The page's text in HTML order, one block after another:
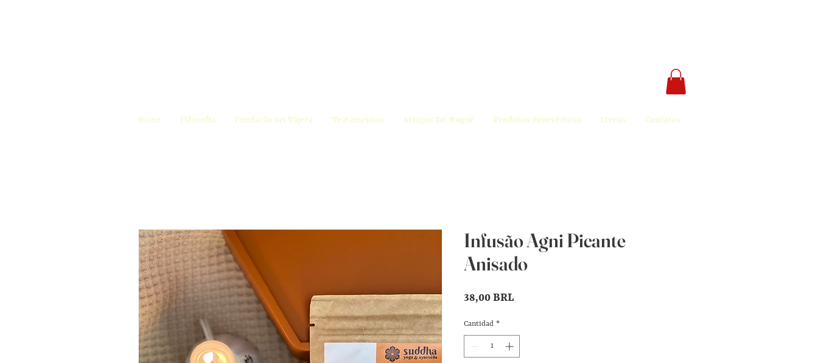
Home Filosofia Fundação Sri Vájera Tratamentos Artigos Dr. Ruguê Produtos Ayurvédicos Livros Contatos
Infusão Agni Picante
Anisado
38,00 BRLPrecio
Cantidad *